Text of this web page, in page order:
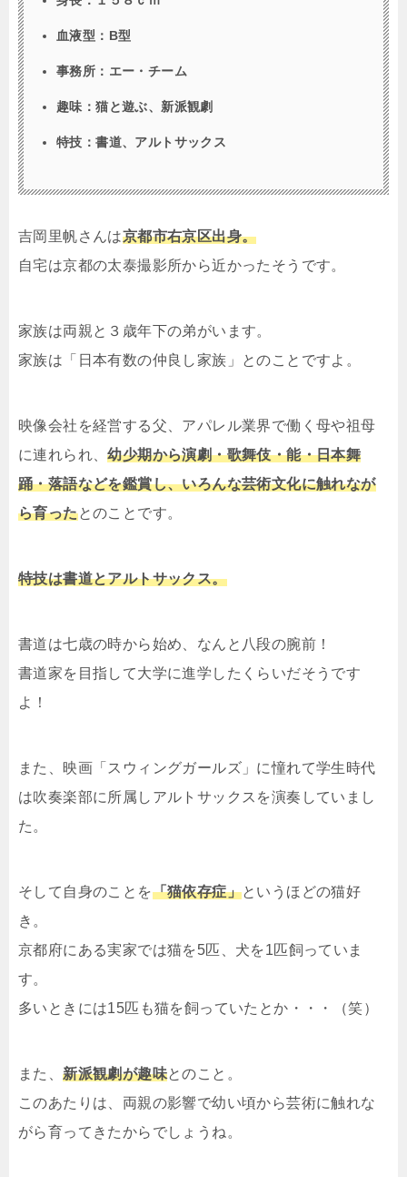
血液型：B型
事務所：エー・チーム
趣味：猫と遊ぶ、新派観劇
特技：書道、アルトサックス
吉岡里帆さんは京都市右京区出身。
自宅は京都の太泰撮影所から近かったそうです。
家族は両親と３歳年下の弟がいます。
家族は「日本有数の仲良し家族」とのことですよ。
映像会社を経営する父、アパレル業界で働く母や祖母
に連れられ、幼少期から演劇・歌舞伎・能・日本舞
踊・落語などを鑑賞し、いろんな芸術文化に触れなが
ら育ったとのことです。
特技は書道とアルトサックス。
書道は七歳の時から始め、なんと八段の腕前！
書道家を目指して大学に進学したくらいだそうです
よ！
また、映画「スウィングガールズ」に憧れて学生時代
は吹奏楽部に所属しアルトサックスを演奏していまし
た。
そして自身のことを「猫依存症」というほどの猫好
き。
京都府にある実家では猫を5匹、犬を1匹飼っていま
す。
多いときには15匹も猫を飼っていたとか・・・（笑）
また、新派観劇が趣味とのこと。
このあたりは、両親の影響で幼い頃から芸術に触れな
がら育ってきたからでしょうね。